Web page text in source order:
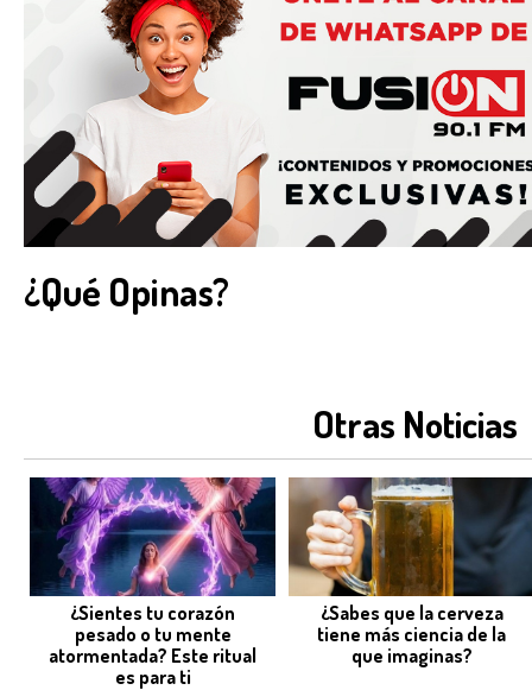
¿Qué Opinas?
Otras Noticias
¿Sientes tu corazón
pesado o tu mente
atormentada? Este ritual
es para ti
¿Sabes que la cerveza
tiene más ciencia de la
que imaginas?